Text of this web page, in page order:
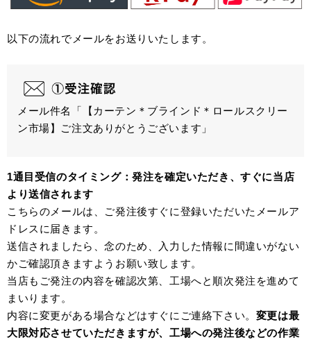
以下の流れでメールをお送りいたします。
メール件名「【カーテン＊ブラインド＊ロールスクリー
ン市場】ご注文ありがとうございます」
1通目受信のタイミング：発注を確定いただき、すぐに当店
より送信されます
こちらのメールは、ご発注後すぐに登録いただいたメールア
ドレスに届きます。
送信されましたら、念のため、入力した情報に間違いがない
かご確認頂きますようお願い致します。
当店もご発注の内容を確認次第、工場へと順次発注を進めて
まいります。
内容に変更がある場合などはすぐにご連絡下さい。 変更は最
大限対応させていただきますが、工場への発注後などの作業